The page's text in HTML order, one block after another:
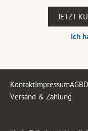
JETZT
Ich
KontaktImpressumAGB
Versand & Zahlung